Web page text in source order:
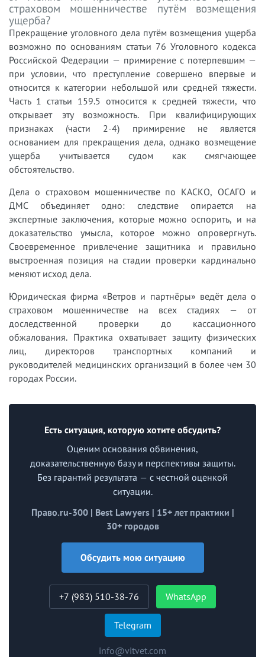
страховом мошенничестве путём возмещения
ущерба?
Прекращение уголовного дела путём возмещения ущерба
возможно по основаниям статьи 76 Уголовного кодекса
Российской Федерации — примирение с потерпевшим —
при условии, что преступление совершено впервые и
относится к категории небольшой или средней тяжести.
Часть 1 статьи 159.5 относится к средней тяжести, что
открывает эту возможность. При квалифицирующих
признаках (части 2-4) примирение не является
основанием для прекращения дела, однако возмещение
ущерба учитывается судом как смягчающее
обстоятельство.
Дела о страховом мошенничестве по КАСКО, ОСАГО и
ДМС объединяет одно: следствие опирается на
экспертные заключения, которые можно оспорить, и на
доказательство умысла, которое можно опровергнуть.
Своевременное привлечение защитника и правильно
выстроенная позиция на стадии проверки кардинально
меняют исход дела.
Юридическая фирма «Ветров и партнёры» ведёт дела о
страховом мошенничестве на всех стадиях — от
доследственной проверки до кассационного
обжалования. Практика охватывает защиту физических
лиц, директоров транспортных компаний и
руководителей медицинских организаций в более чем 30
городах России.
Есть ситуация, которую хотите обсудить?
Оценим основания обвинения,
доказательственную базу и перспективы защиты.
Без гарантий результата — с честной оценкой
ситуации.
Право.ru-300 | Best Lawyers | 15+ лет практики |
30+ городов
Обсудить мою ситуацию
+7 (983) 510-38-76 WhatsApp
Telegram
info@vitvet.com